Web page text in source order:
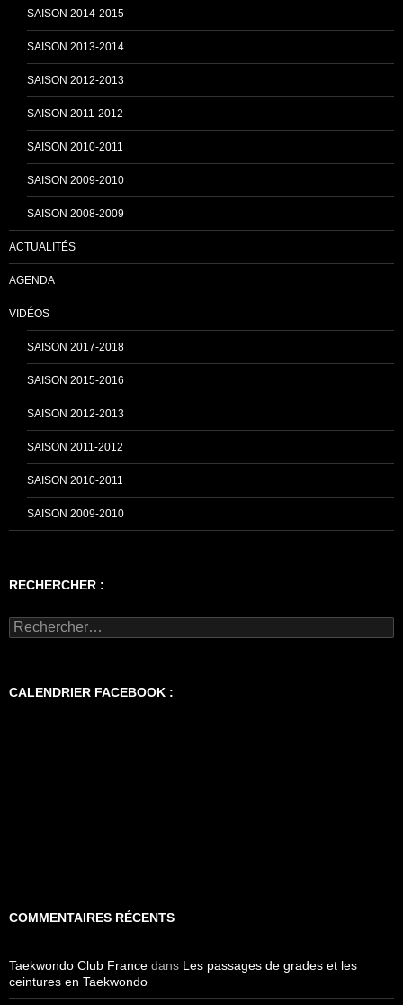
SAISON 2014-2015
SAISON 2013-2014
SAISON 2012-2013
SAISON 2011-2012
SAISON 2010-2011
SAISON 2009-2010
SAISON 2008-2009
ACTUALITÉS
AGENDA
VIDÉOS
SAISON 2017-2018
SAISON 2015-2016
SAISON 2012-2013
SAISON 2011-2012
SAISON 2010-2011
SAISON 2009-2010
RECHERCHER :
Rechercher :
CALENDRIER FACEBOOK :
COMMENTAIRES RÉCENTS
Taekwondo Club France dans Les passages de grades et les
ceintures en Taekwondo